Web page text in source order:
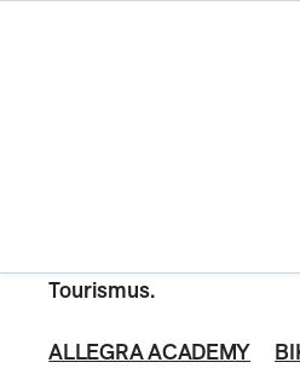
Tourismus.
ALLEGRA ACADEMY